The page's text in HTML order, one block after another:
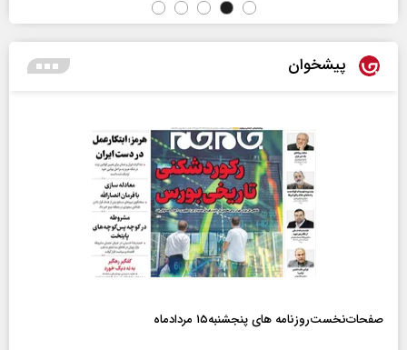
پیشخوان
صفحات‌نخست‌روزنامه ها‌ی پنجشنبه‌۱۵ مردادماه